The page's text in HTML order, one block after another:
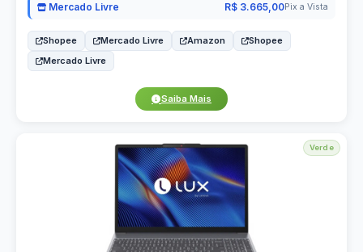
Mercado Livre R$ 3.665,00Pix a Vista
Shopee Mercado Livre Amazon
Shopee
Mercado Livre
Saiba Mais
Verde